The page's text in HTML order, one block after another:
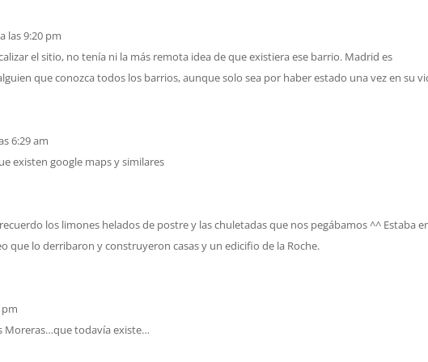
las 9:20 pm
el sitio, no tenía ni la más remota idea de que existiera ese barrio. Madrid es
que conozca todos los barrios, aunque solo sea por haber estado una vez en su
6:29 am
existen google maps y similares
los limones helados de postre y las chuletadas que nos pegábamos ^^ Estaba
que lo derribaron y construyeron casas y un edicifio de la Roche.
pm
Moreras…que todavía existe…